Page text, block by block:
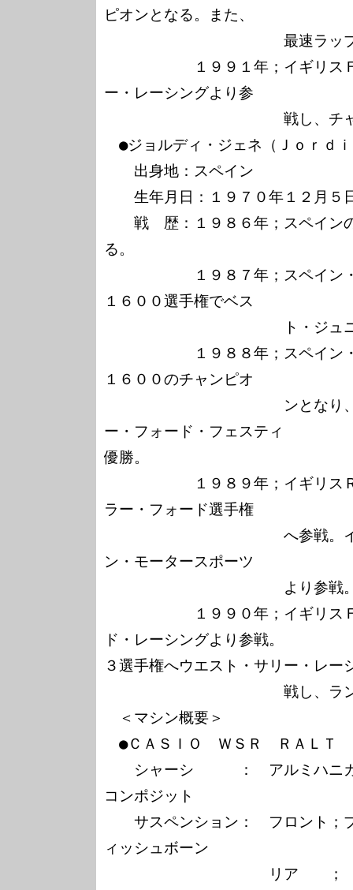
ピオンとなる。また、
最速ラップを７
１９９１年；イギリスＦ３
ー・レーシングより参
戦し、チャンピオ
●ジョルディ・ジェネ（Ｊｏｒｄ
出身地：スペイン
生年月日：１９７０年１２月５
戦　歴：１９８６年；スペイン
る。
１９８７年；スペイン・フ
１６００選手権でベス
ト・ジュニア・ドラ
１９８８年；スペイン・フ
１６００のチャンピオ
ンとなり、イギリス
ー・フォード・フェスティ　　　　
優勝。
１９８９年；イギリスＲＡ
ラー・フォード選手権
へ参戦。イギリスＦ
ン・モータースポーツ
より参戦
１９９０年；イギリスＦ３
ド・レーシングより参戦。　　　
３選手権へウエスト・サリー・レー
戦し、ランキン
＜マシン概要＞
●ＣＡＳＩＯ　ＷＳＲ　ＲＡＬＴ
シャーシ　　　：　アルミハニ
コンポジット
サスペンション：　フロント；
ィッシュボーン
リア　　；　　　　